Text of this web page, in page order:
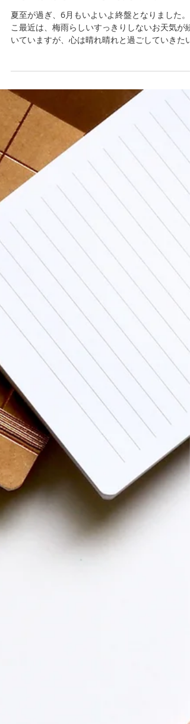
6月27日
夏至が過ぎ、6月もいよいよ終盤となりました。
こ最近は、梅雨らしいすっきりしないお天気が続
いていますが、心は晴れ晴れと過ごしていきたい
ですね。 6月中旬に実施された中学生の期末テスト
が返却されました。 1学期のみんなの頑張りがしっ
かりと表れた、素晴らしい結果となっています！
間違えたところは今のうちにしっかりと見直しを
して、2学期に繋がるようにしていきましょう。
回は、返却されたテストの中から、生徒さんの成
果を一部ご紹介させていただきます！ テストで間
違えた問題はきっちりと見直し、次回へと繋げて
いきましょう。 今回「思うような結果にならなか
った」、「勉強の仕方から見直したい」、「夏の
計画を一緒に立ててほしい」そんなお悩みやご希
望がございましたら、ぜひお気軽に教室へご相談
にお越しください。 イールートでは随時個別相談
会を実施しております。 いよいよ夏期講習が本格
的に始まります。 さらに勢いを増して、この夏を
一緒に頑張っていきましょう！